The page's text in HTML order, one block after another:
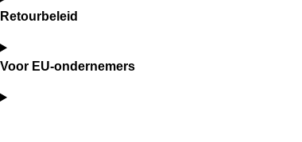
Retourbeleid
Voor EU-ondernemers